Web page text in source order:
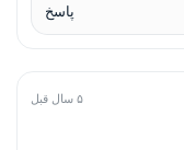
پاسخ
۵ سال قبل